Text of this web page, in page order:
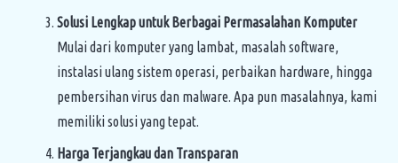
Solusi Lengkap untuk Berbagai Permasalahan Komputer
Mulai dari komputer yang lambat, masalah software,
instalasi ulang sistem operasi, perbaikan hardware, hingga
pembersihan virus dan malware. Apa pun masalahnya, kami
memiliki solusi yang tepat.
Harga Terjangkau dan Transparan